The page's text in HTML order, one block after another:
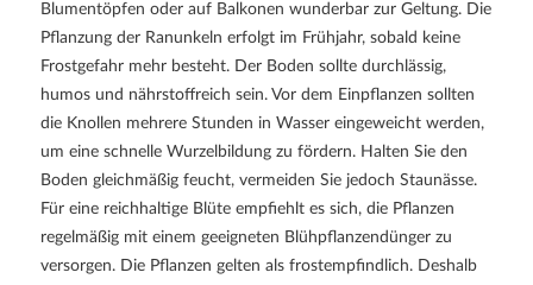
Blumentöpfen oder auf Balkonen wunderbar zur Geltung. Die
Pflanzung der Ranunkeln erfolgt im Frühjahr, sobald keine
Frostgefahr mehr besteht. Der Boden sollte durchlässig,
humos und nährstoffreich sein. Vor dem Einpflanzen sollten
die Knollen mehrere Stunden in Wasser eingeweicht werden,
um eine schnelle Wurzelbildung zu fördern. Halten Sie den
Boden gleichmäßig feucht, vermeiden Sie jedoch Staunässe.
Für eine reichhaltige Blüte empfiehlt es sich, die Pflanzen
regelmäßig mit einem geeigneten Blühpflanzendünger zu
versorgen. Die Pflanzen gelten als frostempfindlich. Deshalb